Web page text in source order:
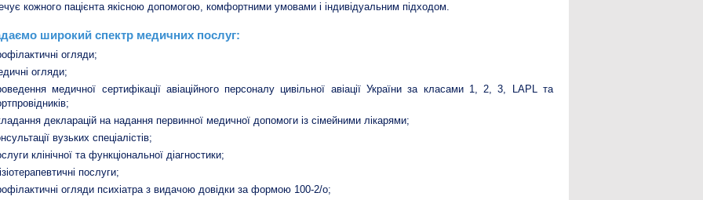
кожного пацієнта якісною допомогою, комфортними умовами і індивідуальним підходом.
широкий спектр медичних послуг:
огляди;
огляди;
медичної сертифікації авіаційного персоналу цивільної авіації України за класами 1, 2, 3, LAPL та
декларацій на надання первинної медичної допомоги із сімейними лікарями;
вузьких спеціалістів;
клінічної та функціональної діагностики;
послуги;
огляди психіатра з видачою довідки за формою 100-2/о;